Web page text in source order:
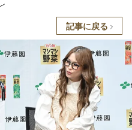
記事に戻る